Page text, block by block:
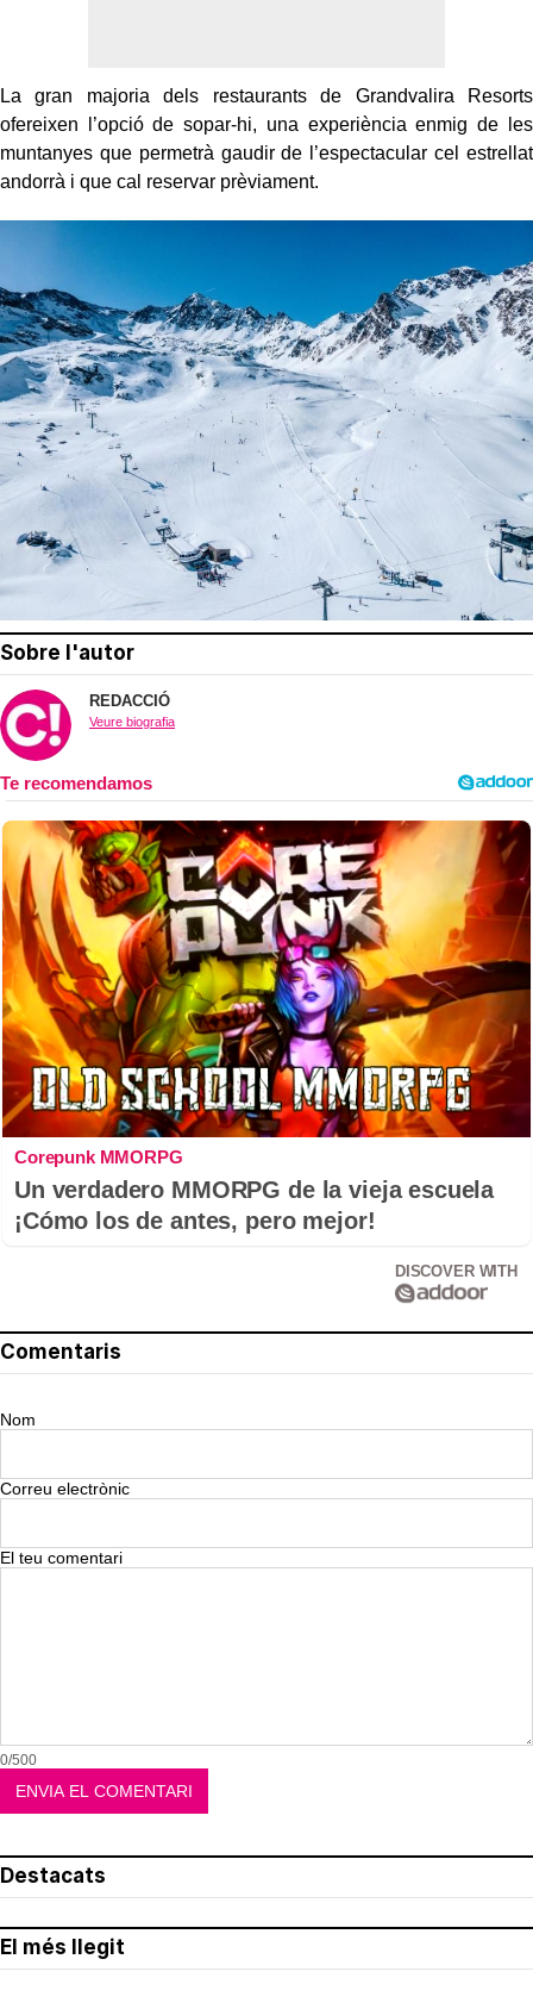
La gran majoria dels restaurants de Grandvalira Resorts
ofereixen l’opció de sopar-hi, una experiència enmig de les
muntanyes que permetrà gaudir de l’espectacular cel estrellat
andorrà i que cal reservar prèviament.
Sobre l'autor
REDACCIÓ
Veure biografia
Corepunk MMORPG
Un verdadero MMORPG de la vieja escuela
¡Cómo los de antes, pero mejor!
DISCOVER WITH
Comentaris
Nom
Correu electrònic
El teu comentari
0/500
Destacats
El més llegit